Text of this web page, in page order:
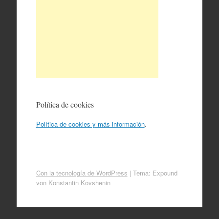
Política de cookies
Política de cookies y más información.
Con la tecnología de WordPress | Tema: Expound
von Konstantin Kovshenin